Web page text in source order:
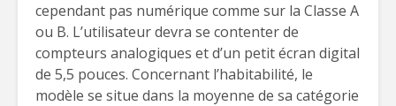
cependant pas numérique comme sur la Classe A
ou B. L’utilisateur devra se contenter de
compteurs analogiques et d’un petit écran digital
de 5,5 pouces. Concernant l’habitabilité, le
modèle se situe dans la moyenne de sa catégorie